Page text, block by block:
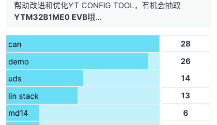
帮助改进和优化YT CONFIG TOOL，有机会抽取
YTM32B1ME0 EVB哦...
can
28
demo
26
uds
14
lin stack
13
md14
6